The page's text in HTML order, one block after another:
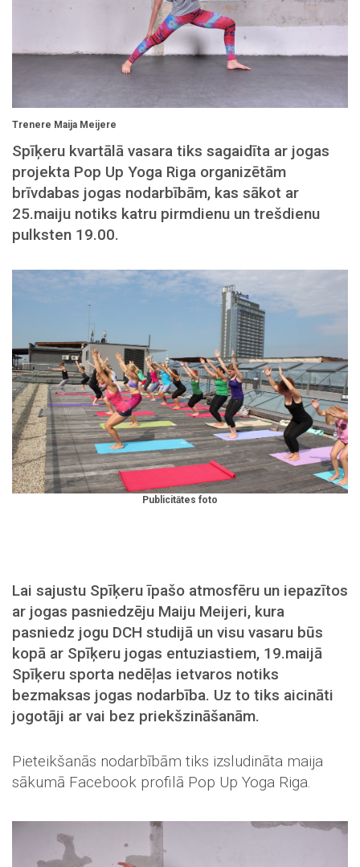
Trenere Maija Meijere
Spīķeru kvartālā vasara tiks sagaidīta ar jogas
projekta Pop Up Yoga Riga organizētām
brīvdabas jogas nodarbībām, kas sākot ar
25.maiju notiks katru pirmdienu un trešdienu
pulksten 19.00.
Publicitātes foto
Lai sajustu Spīķeru īpašo atmosfēru un iepazītos
ar jogas pasniedzēju Maiju Meijeri, kura
pasniedz jogu DCH studijā un visu vasaru būs
kopā ar Spīķeru jogas entuziastiem, 19.maijā
Spīķeru sporta nedēļas ietvaros notiks
bezmaksas jogas nodarbība. Uz to tiks aicināti
jogotāji ar vai bez priekšzināšanām.
Pieteikšanās nodarbībām tiks izsludināta maija
sākumā Facebook profilā Pop Up Yoga Riga.